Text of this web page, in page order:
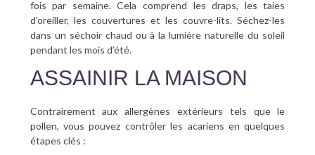
fois par semaine. Cela comprend les draps, les taies
d’oreiller, les couvertures et les couvre-lits. Séchez-les
dans un séchoir chaud ou à la lumière naturelle du soleil
pendant les mois d’été.
ASSAINIR LA MAISON
Contrairement aux allergènes extérieurs tels que le
pollen, vous pouvez contrôler les acariens en quelques
étapes clés :